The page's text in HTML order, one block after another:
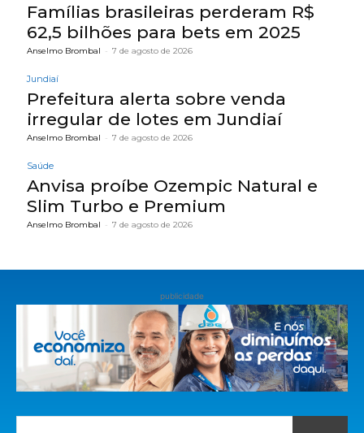
Famílias brasileiras perderam R$
62,5 bilhões para bets em 2025
Anselmo Brombal - 7 de agosto de 2026
Jundiaí
Prefeitura alerta sobre venda
irregular de lotes em Jundiaí
Anselmo Brombal - 7 de agosto de 2026
Saúde
Anvisa proíbe Ozempic Natural e
Slim Turbo e Premium
Anselmo Brombal - 7 de agosto de 2026
publicidade